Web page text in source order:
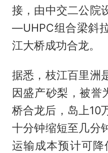
接，由中交二公院
—UHPC组合梁斜
江大桥成功合龙。
据悉，枝江百里洲
因盛产砂梨，被誉
桥合龙后，岛上10
十分钟缩短至几分
运输成本预计可降